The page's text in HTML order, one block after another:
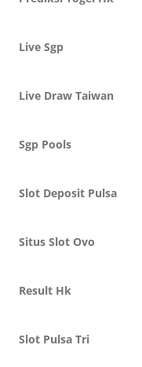
Live Sgp
Live Draw Taiwan
Sgp Pools
Slot Deposit Pulsa
Situs Slot Ovo
Result Hk
Slot Pulsa Tri